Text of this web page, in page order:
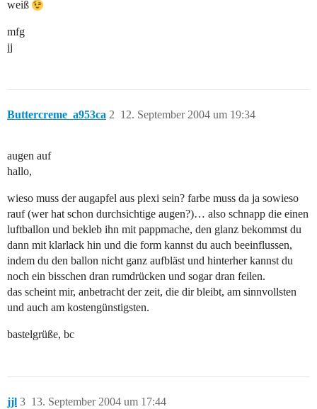
weiß
mfg
jj
Buttercreme_a953ca 12. September 2004 um 19:34
2
augen auf
hallo,
wieso muss der augapfel aus plexi sein? farbe muss da ja sowieso
rauf (wer hat schon durchsichtige augen?)… also schnapp die einen
luftballon und bekleb ihn mit pappmache, den glanz bekommst du
dann mit klarlack hin und die form kannst du auch beeinflussen,
indem du den ballon nicht ganz aufbläst und hinterher kannst du
noch ein bisschen dran rumdrücken und sogar dran feilen.
das scheint mir, anbetracht der zeit, die dir bleibt, am sinnvollsten
und auch am kostengünstigsten.
bastelgrüße, bc
jjl 13. September 2004 um 17:44
3